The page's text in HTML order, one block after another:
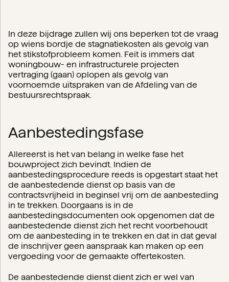
In deze bijdrage zullen wij ons beperken tot de vraag
op wiens bordje de stagnatiekosten als gevolg van
het stikstofprobleem komen. Feit is immers dat
woningbouw- en infrastructurele projecten
vertraging (gaan) oplopen als gevolg van
voornoemde uitspraken van de Afdeling van de
bestuursrechtspraak.
Aanbestedingsfase
Allereerst is het van belang in welke fase het
bouwproject zich bevindt. Indien de
aanbestedingsprocedure reeds is opgestart staat het
de aanbestedende dienst op basis van de
contractsvrijheid in beginsel vrij om de aanbesteding
in te trekken. Doorgaans is in de
aanbestedingsdocumenten ook opgenomen dat de
aanbestedende dienst zich het recht voorbehoudt
om de aanbesteding in te trekken en dat in dat geval
de inschrijver geen aanspraak kan maken op een
vergoeding voor de gemaakte offertekosten.
De aanbestedende dienst dient zich er wel van